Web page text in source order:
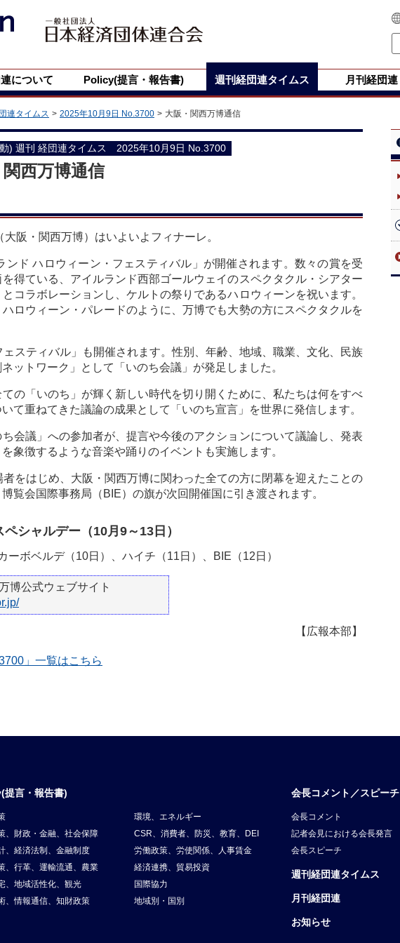
について Policy(提言・報告書) 週刊経団連タイムス 月刊経団連
連タイムス 2025年10月9日 No.3700 大阪・関西万博通信
) 週刊 経団連タイムス 2025年10月9日 No.3700
西万博通信
阪・関西万博）はいよいよフィナーレ。
ンド ハロウィーン・フェスティバル」が開催されます。数々の賞を受
得ている、アイルランド西部ゴールウェイのスペクタクル・シアター
コラボレーションし、ケルトの祭りであるハロウィーンを祝います。
ロウィーン・パレードのように、万博でも大勢の方にスペクタクルを
スティバル」も開催されます。性別、年齢、地域、職業、文化、民族
ットワーク」として「いのち会議」が発足しました。
の「いのち」が輝く新しい時代を切り開くために、私たちは何をすべ
て重ねてきた議論の成果として「いのち宣言」を世界に発信します。
会議」への参加者が、提言や今後のアクションについて議論し、発表
象徴するような音楽や踊りのイベントも実施します。
をはじめ、大阪・関西万博に関わった全ての方に閉幕を迎えたことの
覧会国際事務局（BIE）の旗が次回開催国に引き渡されます。
シャルデー（10月9～13日）
ーボベルデ（10日）、ハイチ（11日）、BIE（12日）
博公式ウェブサイト
【広報本部】
」一覧はこちら
提言・報告書)
環境、エネルギー
、財政・金融、社会保障
CSR、消費者、防災、教育、DEI
、経済法制、金融制度
労働政策、労使関係、人事賃金
、行革、運輸流通、農業
経済連携、貿易投資
、地域活性化、観光
国際協力
、情報通信、知財政策
地域別・国別
会長コメント／スピーチ
会長コメント
記者会見における会長発言
会長スピーチ
週刊経団連タイムス
月刊経団連
お知らせ